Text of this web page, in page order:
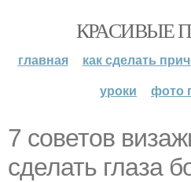
КРАСИВЫЕ
главная как сделать
уроки
фото
7 советов
сделать глаза